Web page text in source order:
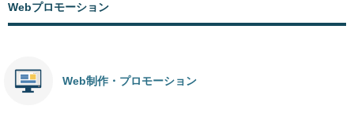
Webプロモーション
Web制作・プロモーション